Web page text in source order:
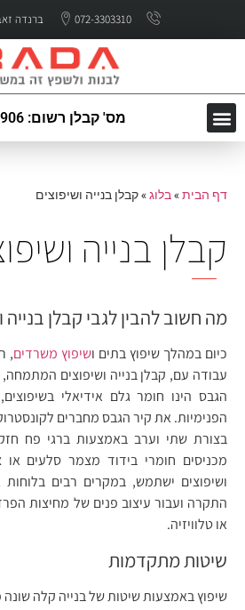
072-3303310 ברנדה זאב 11, פתח
מס' קבלן רשום: 38906
דף הבית»בלוג»קבלן בנייה ושיפוצים
קבלן בנייה
מה חשוב להבין לגבי קבלן בנייה
כיום במהלך שיפוץ בתים ושיפוץ משרדים,
עבודה עם, קבלן בנייה ושיפוצים המתמחה,
הגבס הינו חומר גלם אידיאלי
הפנימיות. את קיר הגבס מחברים
בצורת שתי וערב באמצעות ברגי פח
מכניסים חומרי בידוד מצמר סלעים או
ושיפוצים ישתמש, במקרים רבים
התקרה ועבור עיצוב פנים של מחיצות
או טלוויזיה.
שיטות מתקדמות
שיפוץ באמצעות שיטות של בנייה קלה